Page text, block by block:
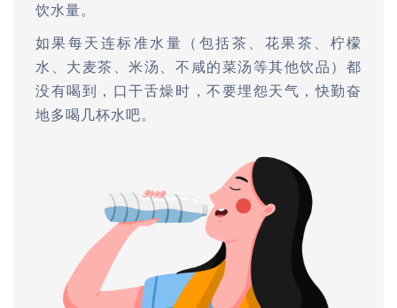
饮水量。
如果每天连标准水量（包括茶、花果茶、柠檬
水、大麦茶、米汤、不咸的菜汤等其他饮品）都
没有喝到，口干舌燥时，不要埋怨天气，快勤奋
地多喝几杯水吧。